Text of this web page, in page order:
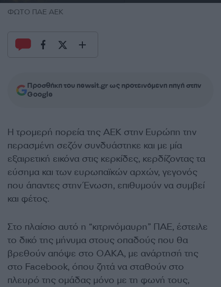
ΦΩΤΟ ΠΑΕ ΑΕΚ
Προσθήκη του newsit.gr ως προτεινόμενη πηγή στην
Google
Η τρομερή πορεία της ΑΕΚ στην Ευρώπη την
περασμένη σεζόν συνδυάστηκε και με μία
εξαιρετική εικόνα στις κερκίδες, κερδίζοντας τα
εύσημα και των ευρωπαϊκών αρχών, γεγονός
που άπαντες στην Ένωση, επιθυμούν να συμβεί
και φέτος.
Στο πλαίσιο αυτό η “κιτρινόμαυρη” ΠΑΕ, έστειλε
το δικό της μήνυμα στους οπαδούς που θα
βρεθούν απόψε στο ΟΑΚΑ, με ανάρτησή της
στο Facebook, όπου ζητά να σταθούν στο
πλευρό της ομάδας μόνο με τη φωνή τους,